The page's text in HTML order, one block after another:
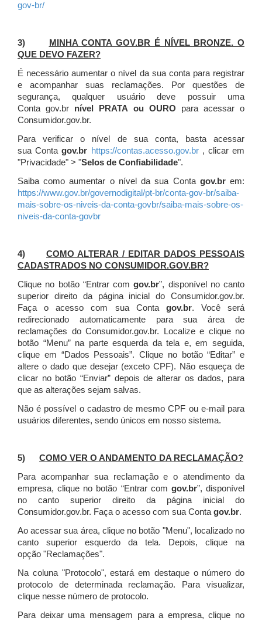
gov-br/
3)
MINHA CONTA GOV.BR É NÍVEL BRONZE. O
QUE DEVO FAZER?
É necessário aumentar o nível da sua conta para registrar
e acompanhar suas reclamações. Por questões de
segurança, qualquer usuário deve possuir uma
Conta gov.br nível PRATA ou OURO para acessar o
Consumidor.gov.br.
Para verificar o nível de sua conta, basta acessar
sua Contagov.br https://contas.acesso.gov.br, clicar em
"Privacidade" > "Selos de Confiabilidade".
Saiba como aumentar o nível da sua Conta gov.brem:
https://www.gov.br/governodigital/pt-br/conta-gov-br/saiba-
mais-sobre-os-niveis-da-conta-govbr/saiba-mais-sobre-os-
niveis-da-conta-govbr
4) COMO ALTERAR / EDITAR DADOS PESSOAIS
CADASTRADOS NO CONSUMIDOR.GOV.BR?
Clique no botão “Entrar comgov.br”, disponível no canto
superior direito da página inicial do Consumidor.gov.br.
Faça o acesso com sua Conta gov.br. Você será
redirecionado automaticamente para sua área de
reclamações do Consumidor.gov.br.
Localize e clique no
botão “Menu” na parte esquerda da tela e, em seguida,
clique em “Dados Pessoais”. Clique no botão “Editar” e
altere o dado que desejar (exceto CPF). Não esqueça de
clicar no botão “Enviar” depois de alterar os dados, para
que as alterações sejam salvas.
Não é possível o cadastro de mesmo CPF ou e-mail para
usuários diferentes, sendo únicos em nosso sistema.
5) COMO VER O ANDAMENTO DA RECLAMAÇÃO?
Para acompanhar sua reclamação e o atendimento da
empresa, clique no botão “Entrar com gov.br”, disponível
no canto superior direito da página inicial do
Consumidor.gov.br. Faça o acesso com sua Contagov.br.
Ao acessar sua área, clique no botão "Menu", localizado no
canto superior esquerdo da tela. Depois, clique na
opção "Reclamações".
Na coluna "Protocolo", estará em destaque o número do
protocolo de determinada reclamação. Para visualizar,
clique nesse número de protocolo.
Para deixar uma mensagem para a empresa, clique no